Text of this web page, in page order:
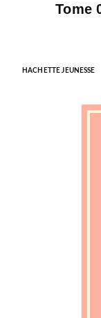
Tome
HACHETTE JEUNESSE